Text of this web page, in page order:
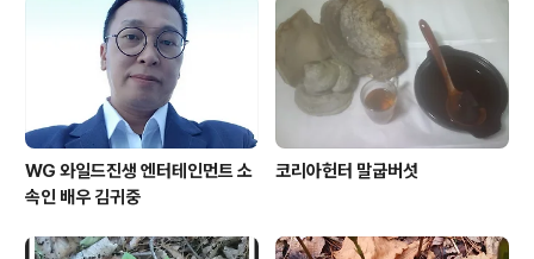
WG 와일드진생 엔터테인먼트 소
속인 배우 김귀중
코리아헌터 말굽버섯